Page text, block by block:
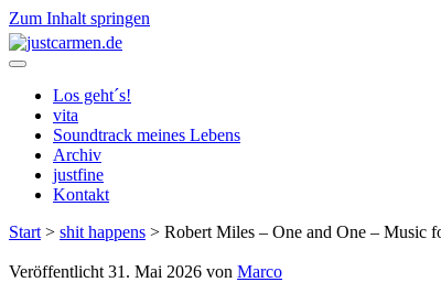
Zum Inhalt springen
justcarmen.de
Los geht´s!
vita
Soundtrack meines Lebens
Archiv
justfine
Kontakt
Start > shit happens > Robert Miles – One and One – Music
Veröffentlicht 31. Mai 2026 von Marco